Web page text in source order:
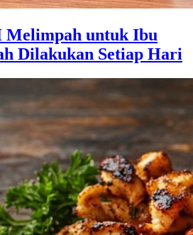
Melimpah untuk Ibu
Dilakukan Setiap Hari